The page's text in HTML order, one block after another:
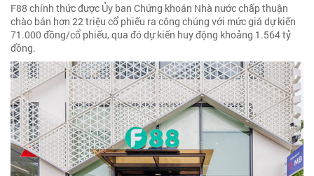
F88 chính thức được Ủy ban Chứng khoán Nhà nước chấp thuận
chào bán hơn 22 triệu cổ phiếu ra công chúng với mức giá dự kiến
71.000 đồng/cổ phiếu, qua đó dự kiến huy động khoảng 1.564 tỷ
đồng.